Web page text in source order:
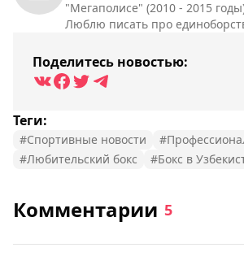
"Мегаполисе" (2010 - 2015
Люблю писать про
Поделитесь новостью:
Теги:
#Спортивные новости
#Любительский бокс
#Бокс в
Комментарии 5